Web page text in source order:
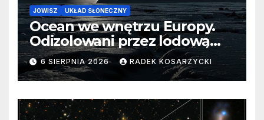
JOWISZ UKŁAD SŁONECZNY
Ocean we wnętrzu Europy.
Odizolowani przez lodową
barierę
6 SIERPNIA 2026 RADEK KOSARZYCKI